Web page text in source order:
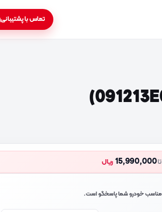
تماس با پشتیبانی
تا15,990,000ریال
مناسب خودرو شما پاسخگو است.